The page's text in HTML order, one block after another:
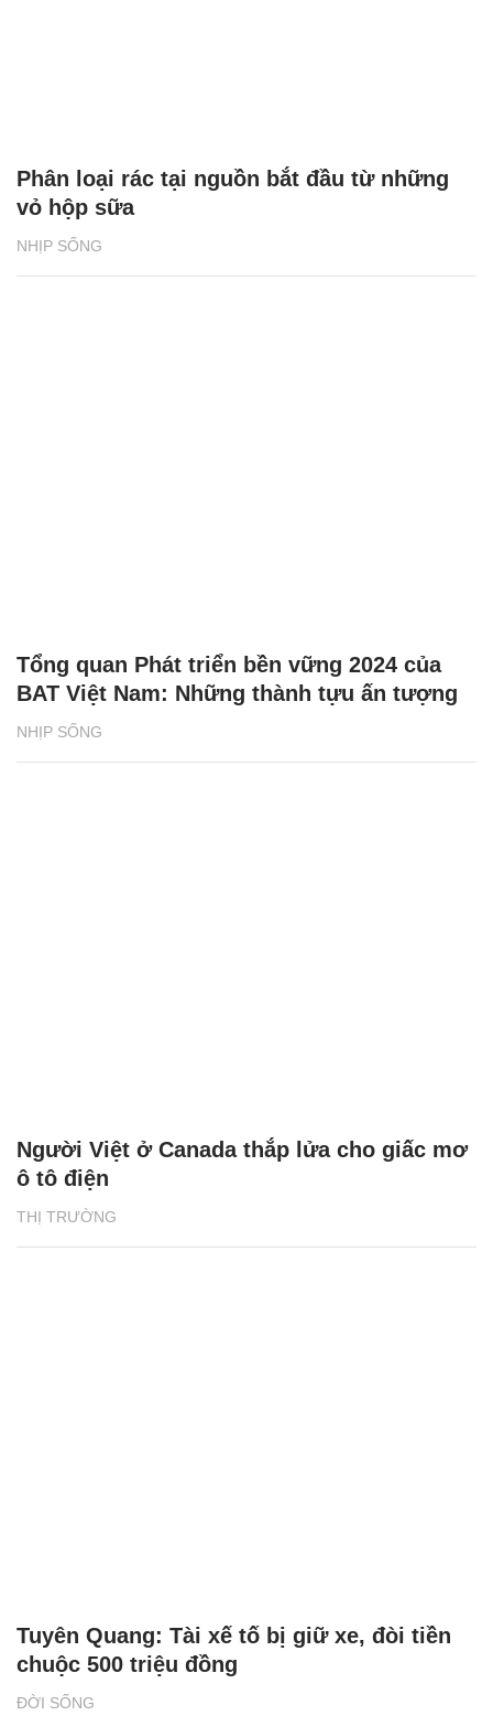
NHỊP SỐNG
Phân loại rác tại nguồn bắt đầu từ những
vỏ hộp sữa
NHỊP SỐNG
Tổng quan Phát triển bền vững 2024 của
BAT Việt Nam: Những thành tựu ấn tượng
THỊ TRƯỜNG
Người Việt ở Canada thắp lửa cho giấc mơ
ô tô điện
ĐỜI SỐNG
Tuyên Quang: Tài xế tố bị giữ xe, đòi tiền
chuộc 500 triệu đồng